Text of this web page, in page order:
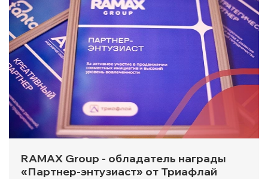
RAMAX Group - обладатель награды
«Партнер-энтузиаст» от Триафлай